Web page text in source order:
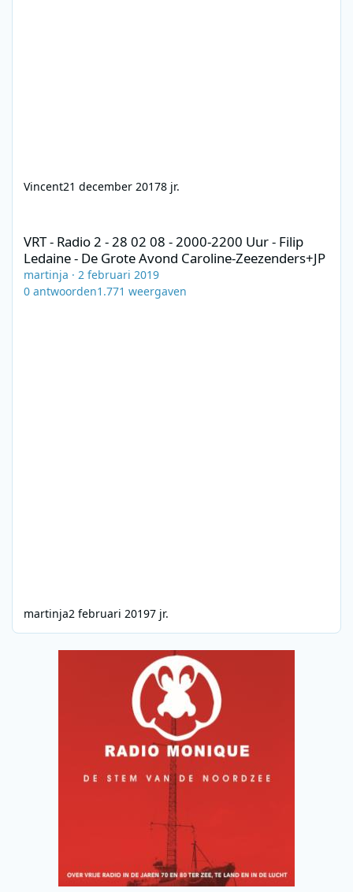
Vincent21 december 20178 jr.
VRT - Radio 2 - 28 02 08 - 2000-2200 Uur - Filip
Ledaine - De Grote Avond Caroline-Zeezenders+JP
martinja · 2 februari 2019
0 antwoorden1.771 weergaven
martinja2 februari 20197 jr.